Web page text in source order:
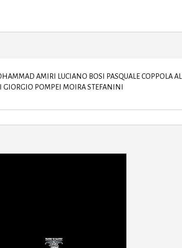
AMIRI LUCIANO BOSI PASQUALE COPPOLA
POMPEI MOIRA STEFANINI